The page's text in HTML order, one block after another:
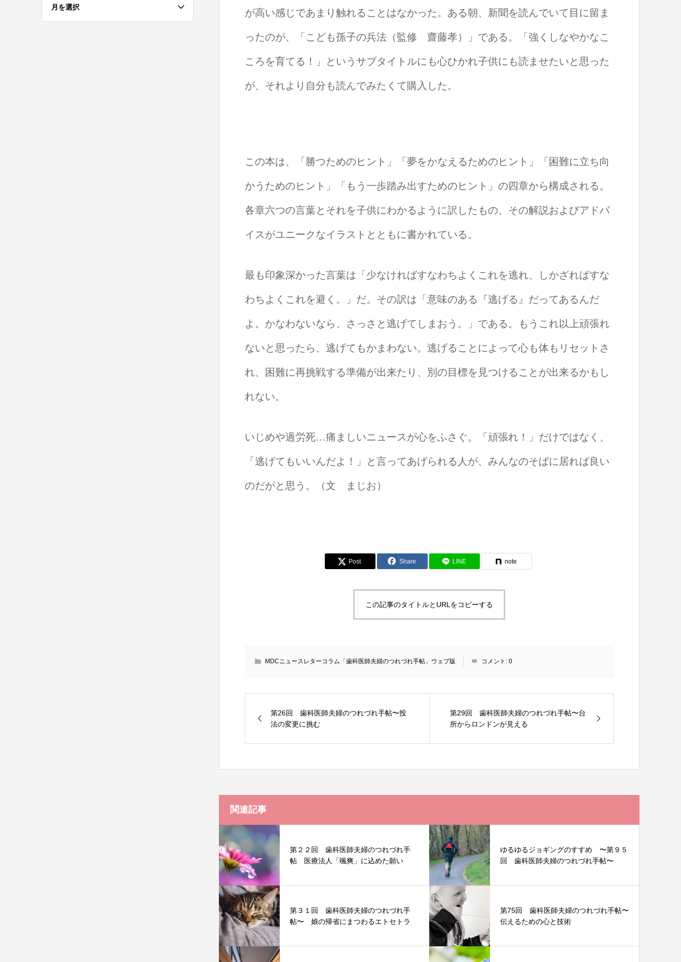
が高い感じであまり触れることはなかった。ある朝、新聞を読んでいて目に留ま
ったのが、「こども孫子の兵法（監修 齋藤孝）」である。「強くしなやかなこ
ころを育てる！」というサブタイトルにも心ひかれ子供にも読ませたいと思った
が、それより自分も読んでみたくて購入した。
この本は、「勝つためのヒント」「夢をかなえるためのヒント」「困難に立ち向
かうためのヒント」「もう一歩踏み出すためのヒント」の四章から構成される。
各章六つの言葉とそれを子供にわかるように訳したもの、その解説およびアドバ
イスがユニークなイラストとともに書かれている。
最も印象深かった言葉は「少なければすなわちよくこれを逃れ、しかざればすな
わちよくこれを避く。」だ。その訳は「意味のある『逃げる』だってあるんだ
よ。かなわないなら、さっさと逃げてしまおう。」である。もうこれ以上頑張れ
ないと思ったら、逃げてもかまわない。逃げることによって心も体もリセットさ
れ、困難に再挑戦する準備が出来たり、別の目標を見つけることが出来るかもし
れない。
いじめや過労死…痛ましいニュースが心をふさぐ。「頑張れ！」だけではなく、
「逃げてもいいんだよ！」と言ってあげられる人が、みんなのそばに居れば良い
のだがと思う。（文 まじお）
Post Share LINE note
この記事のタイトルとURLをコピーする
MDCニュースレターコラム「歯科医師夫婦のつれづれ手帖」ウェブ版 コメント: 0
第26回 歯科医師夫婦のつれづれ手帖〜投
法の変更に挑む
第29回 歯科医師夫婦のつれづれ手帖〜台
所からロンドンが見える
関連記事
第２２回 歯科医師夫婦のつれづれ手
帖 医療法人「颯爽」に込めた願い
ゆるゆるジョギングのすすめ 〜第９５
回 歯科医師夫婦のつれづれ手帖〜
第３１回 歯科医師夫婦のつれづれ手
帖〜 娘の帰省にまつわるエトセトラ
第75回 歯科医師夫婦のつれづれ手帖〜
伝えるための心と技術
月を選択